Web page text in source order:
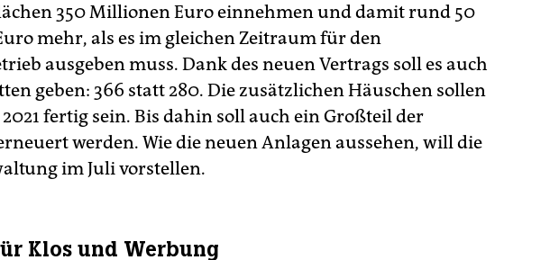
350 Millionen Euro einnehmen und damit rund 50
mehr, als es im gleichen Zeitraum für den
ausgeben muss. Dank des neuen Vertrags soll es auch
geben: 366 statt 280. Die zusätzlichen Häuschen sollen
fertig sein. Bis dahin soll auch ein Großteil der
werden. Wie die neuen Anlagen aussehen, will die
im Juli vorstellen.
Klos und Werbung